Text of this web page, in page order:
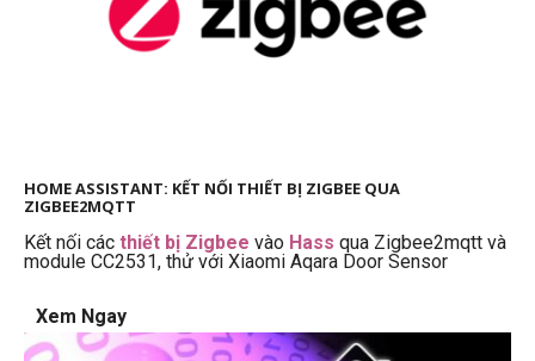
HOME ASSISTANT: KẾT NỐI THIẾT BỊ ZIGBEE QUA
ZIGBEE2MQTT
Kết nối các thiết bị Zigbee vào Hass qua Zigbee2mqtt và
module CC2531, thử với Xiaomi Aqara Door Sensor
Xem Ngay